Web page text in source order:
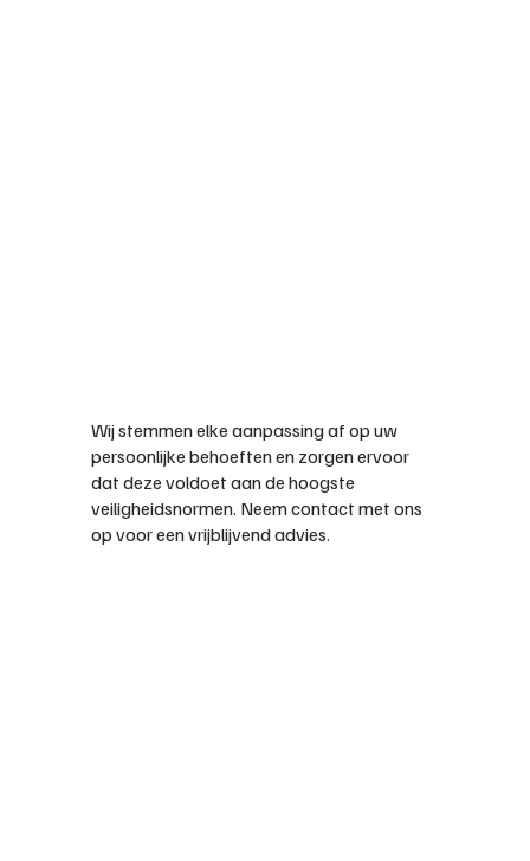
Wij stemmen elke aanpassing af op uw
persoonlijke behoeften en zorgen ervoor
dat deze voldoet aan de hoogste
veiligheidsnormen. Neem contact met ons
op voor een vrijblijvend advies.